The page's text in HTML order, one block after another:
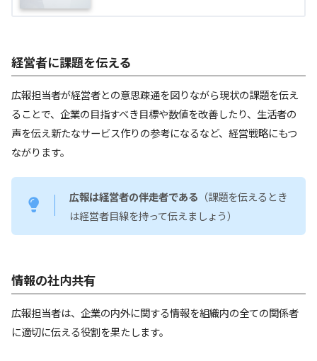
経営者に課題を伝える
広報担当者が経営者との意思疎通を図りながら現状の課題を伝え
ることで、企業の目指すべき目標や数値を改善したり、生活者の
声を伝え新たなサービス作りの参考になるなど、経営戦略にもつ
ながります。
広報は経営者の伴走者である （課題を伝えるとき
は経営者目線を持って伝えましょう）
情報の社内共有
広報担当者は、企業の内外に関する情報を組織内の全ての関係者
に適切に伝える役割を果たします。